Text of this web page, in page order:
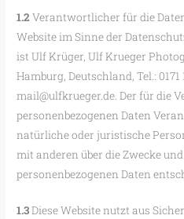
1.2 Verantwortlicher für die
Website im Sinne der
ist Ulf Krüger, Ulf Krueger
Hamburg, Deutschland, Tel.:
mail@ulfkrueger.de. Der für die
personenbezogenen Daten
natürliche oder juristische
mit anderen über die Zwecke
personenbezogenen Daten
1.3Diese Website nutzt aus